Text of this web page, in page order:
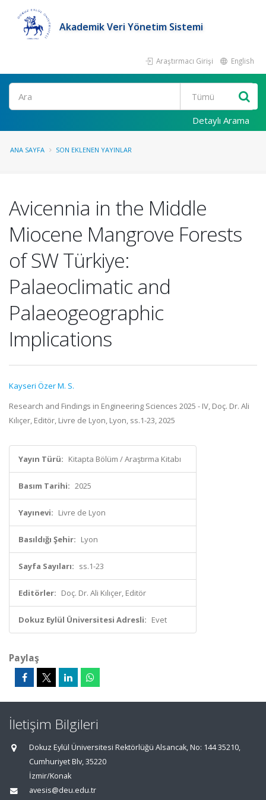
Akademik Veri Yönetim Sistemi
Araştırmacı Girişi English
Ara
Detaylı Arama
ANA SAYFA SON EKLENEN YAYINLAR
Avicennia in the Middle
Miocene Mangrove Forests
of SW Türkiye:
Palaeoclimatic and
Palaeogeographic
Implications
Kayseri Özer M. S.
Research and Findings in Engineering Sciences 2025 - IV, Doç. Dr. Ali
Kılıçer, Editör, Livre de Lyon, Lyon, ss.1-23, 2025
Yayın Türü: Kitapta Bölüm / Araştırma Kitabı
Basım Tarihi: 2025
Yayınevi: Livre de Lyon
Basıldığı Şehir: Lyon
Sayfa Sayıları: ss.1-23
Editörler: Doç. Dr. Ali Kılıçer, Editör
Dokuz Eylül Üniversitesi Adresli: Evet
Paylaş
İletişim Bilgileri
Dokuz Eylül Üniversitesi Rektörlüğü Alsancak, No: 144 35210,
Cumhuriyet Blv, 35220
İzmir/Konak
avesis@deu.edu.tr